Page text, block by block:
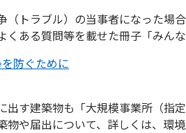
（トラブル）の当事者になった場
くある質問等を載せた冊子「みん
防ぐために
出す建築物も「大規模事業所（指
物や届出について、詳しくは、環